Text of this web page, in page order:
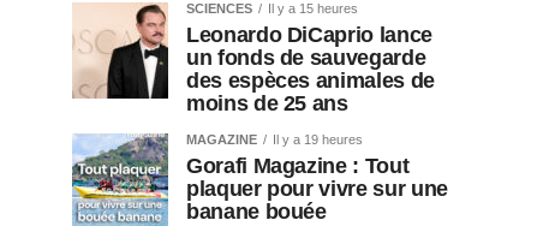
SCIENCES Il y a 15 heures
Leonardo DiCaprio lance
un fonds de sauvegarde
des espèces animales de
moins de 25 ans
MAGAZINE Il y a 19 heures
Gorafi Magazine : Tout
plaquer pour vivre sur une
banane bouée